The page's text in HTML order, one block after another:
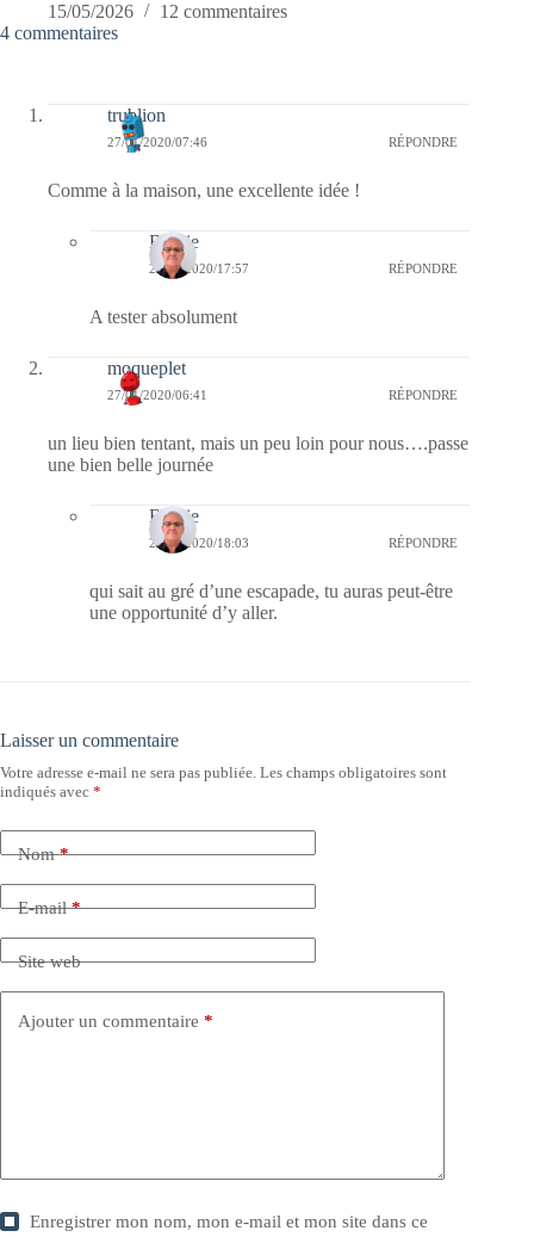
15/05/2026
12 commentaires
4 commentaires
trublion
27/01/2020/07:46 RÉPONDRE
Comme à la maison, une excellente idée !
Bernie
27/01/2020/17:57 RÉPONDRE
A tester absolument
moqueplet
27/01/2020/06:41 RÉPONDRE
un lieu bien tentant, mais un peu loin pour nous….passe
une bien belle journée
Bernie
27/01/2020/18:03 RÉPONDRE
qui sait au gré d’une escapade, tu auras peut-être
une opportunité d’y aller.
Laisser un commentaire
Votre adresse e-mail ne sera pas publiée. Les champs obligatoires sont
indiqués avec *
Nom*
E-mail*
Site web
Ajouter un commentaire *
Enregistrer mon nom, mon e-mail et mon site dans ce